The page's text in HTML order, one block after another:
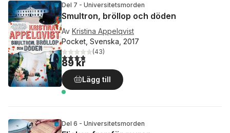
Del 7 - Universitetsmorden
Smultron, bröllop och döden
Av Kristina Appelqvist
Pocket, Svenska, 2017
3,8utav 5 stjärnor. Totalt antal röster:
(43)
89 kr
Lägg till
Del 6 - Universitetsmorden